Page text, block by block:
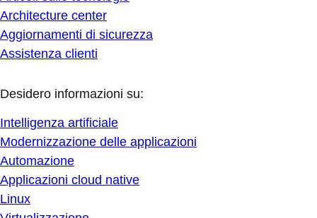
Architecture center
Aggiornamenti di sicurezza
Assistenza clienti
Desidero informazioni su:
Intelligenza artificiale
Modernizzazione delle applicazioni
Automazione
Applicazioni cloud native
Linux